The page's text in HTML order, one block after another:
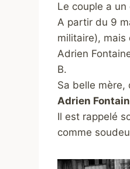
Le couple a
A partir du 9
militaire), mais
Adrien
B.
Sa belle mère,
Adrien
Il est rappelé
comme